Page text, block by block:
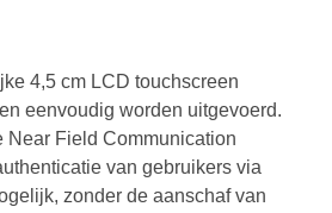
4,5 cm LCD touchscreen
eenvoudig worden uitgevoerd.
Near Field Communication
van gebruikers via
zonder de aanschaf van